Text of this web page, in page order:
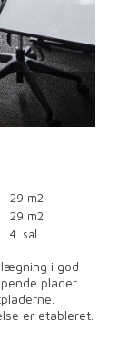
29 m2
29 m2
4. sal
i god
plader.
er etableret.